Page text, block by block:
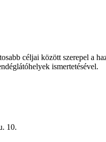
céljai között szerepel a
ismertetésével.
10.